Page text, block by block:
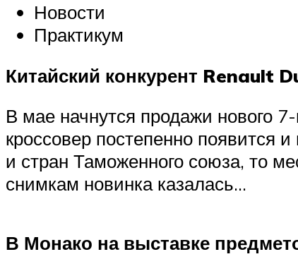
Новости
Практикум
Китайский конкурент Renault
В мае начнутся продажи нового
кроссовер постепенно появится
и стран Таможенного союза, то
снимкам новинка казалась…
В Монако на выставке